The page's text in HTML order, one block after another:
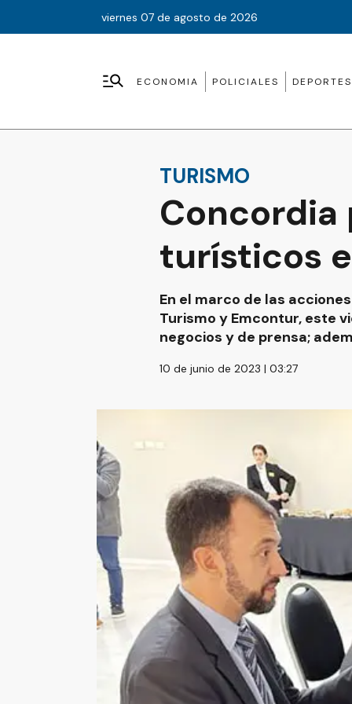
viernes 07 de agosto de 2026
ECONOMIA POLICIALES DEPORTES
TURISMO
Concordia
turísticos
En el marco de las
Turismo y Emcontur, este
negocios y de prensa;
10 de junio de 2023 | 03:27